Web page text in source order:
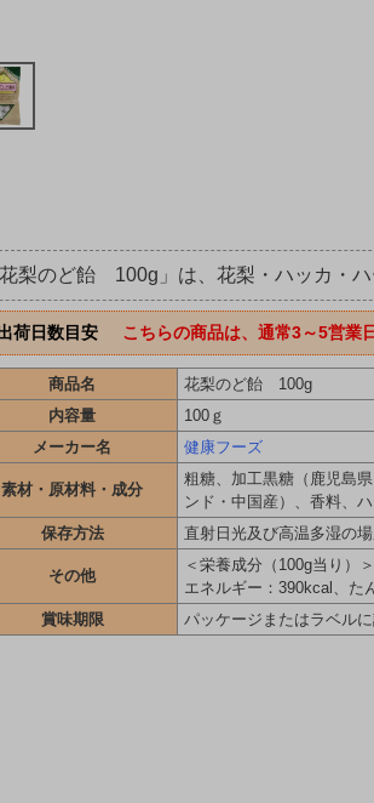
花梨のど飴 100g」は、花梨・ハッカ・
荷日数目安 こちらの商品は、通常3～5営業
商品名
花梨のど飴 100g
内容量
100ｇ
メーカー名
健康フーズ
素材・原材料・成分
粗糖、加工黒糖（鹿児島
ンド・中国産）、香料、
保存方法
直射日光及び高温多湿の
その他
＜栄養成分（100g当り）＞
エネルギー：390kcal、た
賞味期限
パッケージまたはラベル